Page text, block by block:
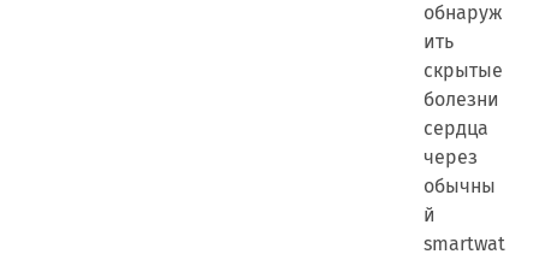
обнаруж
ить
скрытые
болезни
сердца
через
обычны
й
smartwat